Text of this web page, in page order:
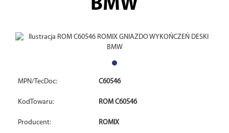
BMW
MPN/TecDoc: C60546
KodTowaru: ROM C60546
Producent: ROMIX